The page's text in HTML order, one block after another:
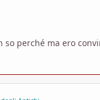
so perché ma ero